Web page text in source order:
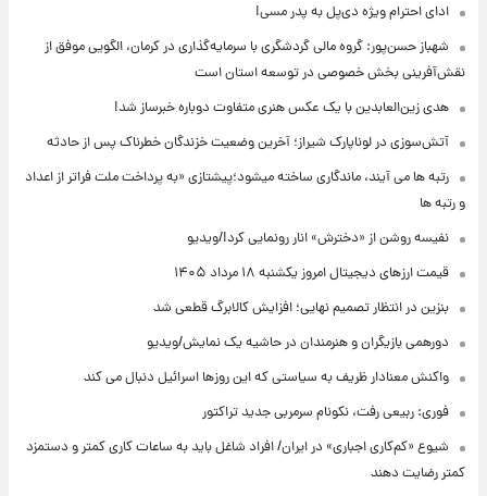
ادای احترام ویژه دی‌پل به پدر مسی!
شهباز حسن‌پور: گروه مالی گردشگری با سرمایه‌گذاری در کرمان، الگویی موفق از
نقش‌آفرینی بخش خصوصی در توسعه استان است
هدی زین‌العابدین با یک عکس هنری متفاوت دوباره خبرساز شد!
آتش‌سوزی در لوناپارک شیراز؛ آخرین وضعیت خزندگان خطرناک پس از حادثه
رتبه ها می آیند، ماندگاری ساخته میشود؛پیشتازی «به پرداخت ملت فراتر از اعداد
و رتبه ها
نفیسه روشن از «دخترش» انار رونمایی کرد!/ویدیو
قیمت ارزهای دیجیتال امروز یکشنبه ۱۸ مرداد ۱۴۰۵
بنزین در انتظار تصمیم نهایی؛ افزایش کالابرگ قطعی شد
دورهمی بازیگران و هنرمندان در حاشیه یک نمایش/ویدیو
واکنش معنادار ظریف به سیاستی که این روزها اسرائیل دنبال می کند
فوری: ربیعی رفت، نکونام سرمربی جدید تراکتور
شیوع «کم‌کاری اجباری» در ایران/ افراد شاغل باید به ساعات کاری کمتر و دستمزد
کمتر رضایت دهند